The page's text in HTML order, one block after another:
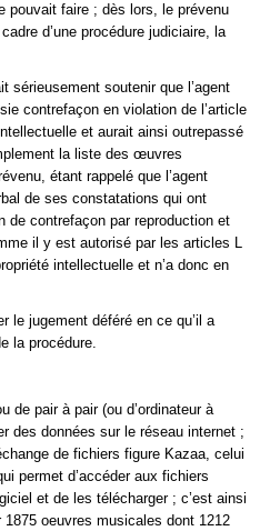
pouvait faire ; dès lors, le prévenu
d’une procédure judiciaire, la
sérieusement soutenir que l’agent
contrefaçon en violation de l’article
et aurait ainsi outrepassé
la liste des œuvres
étant rappelé que l’agent
de ses constatations qui ont
de contrefaçon par reproduction et
il y est autorisé par les articles L
intellectuelle et n’a donc en
le jugement déféré en ce qu’il a
la procédure.
de pair à pair (ou d’ordinateur à
des données sur le réseau internet ;
de fichiers figure Kazaa, celui
permet d’accéder aux fichiers
et de les télécharger ; c’est ainsi
oeuvres musicales dont 1212